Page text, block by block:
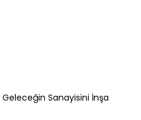
Geleceğin Sanayisini İnşa